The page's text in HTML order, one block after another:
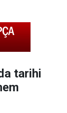
tarihi